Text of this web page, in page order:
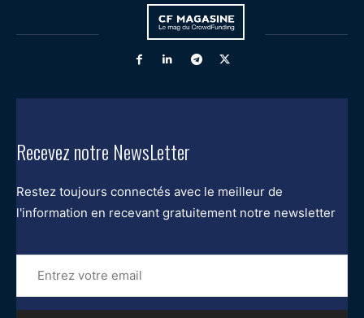
Recevez notre NewsLetter
Restez toujours connectés avec le meilleur de
l'information en recevant gratuitement notre newsletter
Entrez
votre
email